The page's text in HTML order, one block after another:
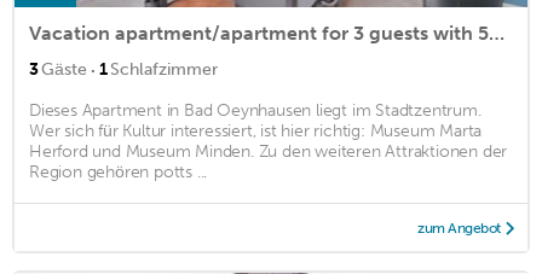
Vacation apartment/apartment for 3 guests with 50m² in Bad Oeynhausen (169606)
3Gäste · 1Schlafzimmer
Dieses Apartment in Bad Oeynhausen liegt im Stadtzentrum.
Wer sich für Kultur interessiert, ist hier richtig: Museum Marta
Herford und Museum Minden. Zu den weiteren Attraktionen der
Region gehören potts ...
zum Angebot